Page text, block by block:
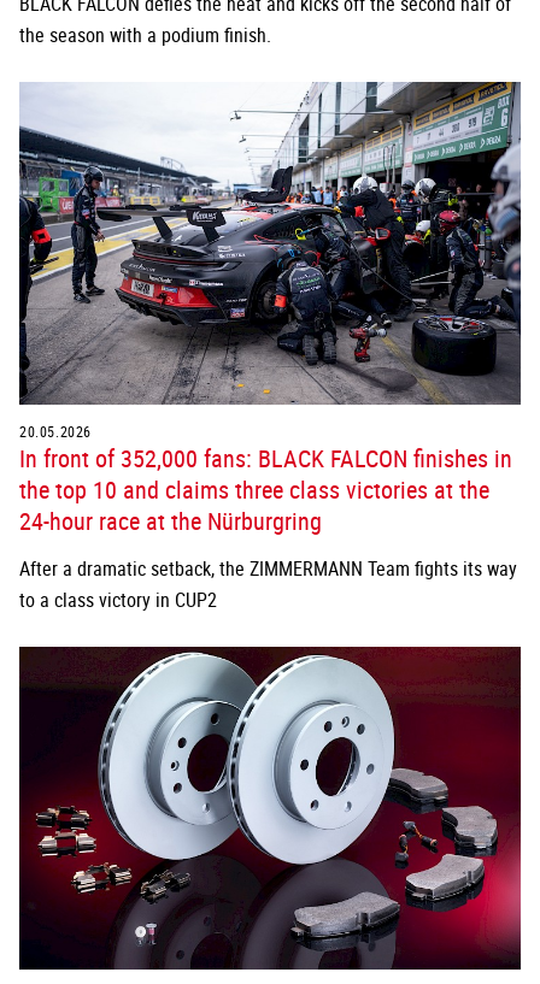
the season with a podium finish.
20.05.2026
In front of 352,000 fans: BLACK FALCON finishes in
the top 10 and claims three class victories at the
24-hour race at the Nürburgring
After a dramatic setback, the ZIMMERMANN Team fights its way
to a class victory in CUP2